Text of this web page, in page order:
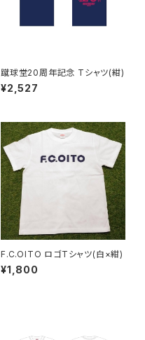
蹴球堂20周年記念 Tシャツ(紺)
¥2,527
F.C.OITO ロゴTシャツ(白×紺)
¥1,800